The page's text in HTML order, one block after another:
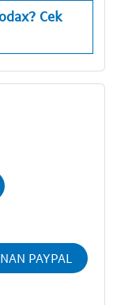
Cek
PAYPAL